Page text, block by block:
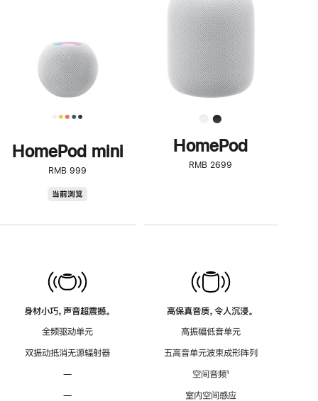
HomePod mini
RMB 999
当前浏览
身材小巧，声音超震撼。
全频驱动单元
双振动抵消无源辐射器
—
—
了
解
HomePod<
HomePod
RMB 2699
高保真音质，令人沉浸。
高振幅低音单元
五高音单元波束成形阵列
空间音频脚
¹
室内空间感应